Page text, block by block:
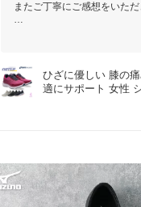
またご丁寧にご感想をいた
今後もお客様にご満足いた
またのご来店スタッフ一同
ひざに優しい 膝の
適にサポート 女性